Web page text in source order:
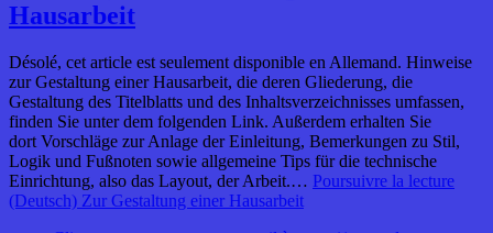
Hausarbeit
Désolé, cet article est seulement disponible en Allemand. Hinweise
zur Gestaltung einer Hausarbeit, die deren Gliederung, die
Gestaltung des Titelblatts und des Inhaltsverzeichnisses umfassen,
finden Sie unter dem folgenden Link. Außerdem erhalten Sie
dort Vorschläge zur Anlage der Einleitung, Bemerkungen zu Stil,
Logik und Fußnoten sowie allgemeine Tips für die technische
Einrichtung, also das Layout, der Arbeit.… Poursuivre la lecture
(Deutsch) Zur Gestaltung einer Hausarbeit